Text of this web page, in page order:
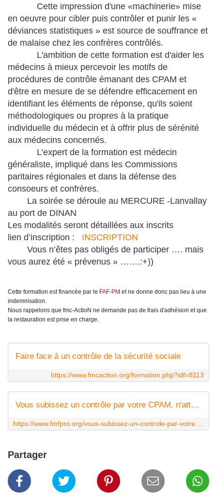
Cette impression d'une «machinerie» mise
en oeuvre pour cibler puis contrôler et punir les «
déviances statistiques » est source de souffrance et
de malaise chez les confrères contrôlés.
L'ambition de cette formation est d'aider les
médecins à mieux percevoir les motifs de
procédures de contrôle émanant des CPAM et
d'être en mesure de se défendre efficacement en
identifiant les éléments de réponse, qu'ils soient
méthodologiques ou propres à la pratique
individuelle du médecin et à offrir plus de sérénité
aux médecins concernés.
L’expert de la formation est médecin
généraliste, impliqué dans les Commissions
paritaires régionales et dans la défense des
consoeurs et confrères.
La soirée se déroule au MERCURE -Lanvallay
au port de DINAN
Les modalités seront détaillées aux inscrits
lien d’inscription :
INSCRIPTION
Vous n’êtes pas obligés de participer …. mais
vous aurez été « prévenus » …….:+))
Cette formation est financée par le FAF-PM et ne donne donc pas lieu à une
indemnisation.
Nous rappelons que fmc-ActioN ne demande pas de frais d'adhésion et que
la restauration est prise en charge.
Faire face à un contrôle de la sécurité sociale
https://www.fmcaction.org/formation.php?idf=8113
Vous subissez un contrôle par votre CPAM, n'attendez pas qu'il soit trop tard
Partager